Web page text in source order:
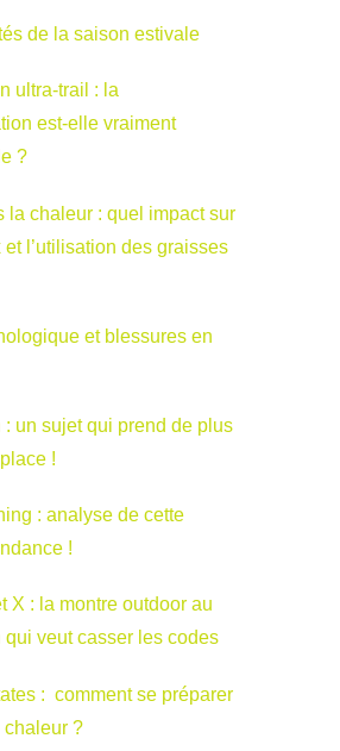
de la saison estivale
ultra-trail : la
est-elle vraiment
?
la chaleur : quel impact sur
et l’utilisation des graisses
et blessures en
: un sujet qui prend de plus
!
: analyse de cette
!
X : la montre outdoor au
qui veut casser les codes
: comment se préparer
chaleur ?